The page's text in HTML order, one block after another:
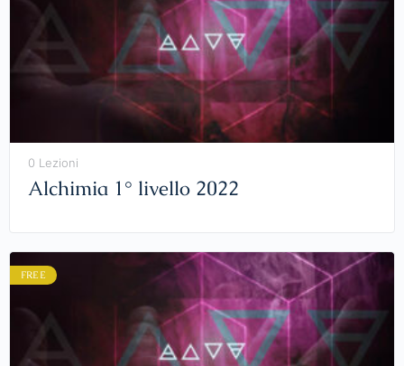
0 Lezioni
Alchimia 1° livello 2022
FREE